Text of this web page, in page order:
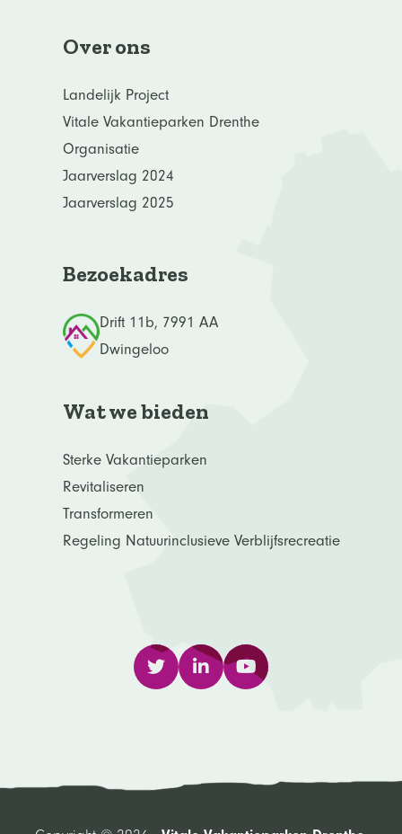
Over ons
Landelijk Project
Vitale Vakantieparken Drenthe
Organisatie
Jaarverslag 2024
Jaarverslag 2025
Bezoekadres
Drift 11b, 7991 AA
Dwingeloo
Wat we bieden
Sterke Vakantieparken
Revitaliseren
Transformeren
Regeling Natuurinclusieve Verblijfsrecreatie